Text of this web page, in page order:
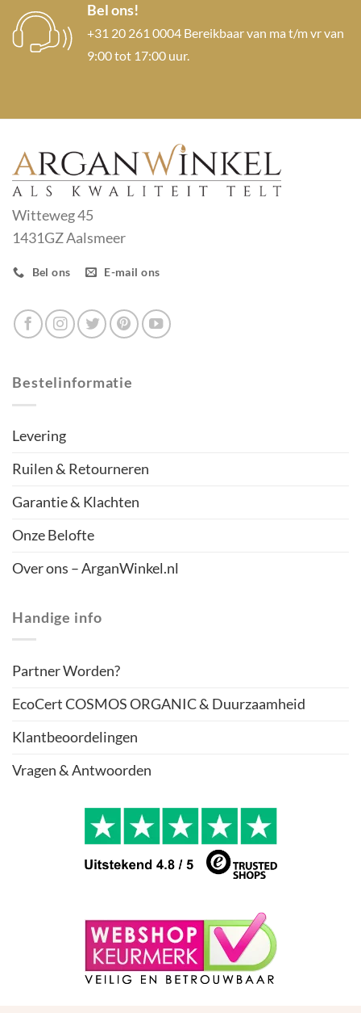
Bel ons!
+31 20 261 0004 Bereikbaar van ma t/m vr van
9:00 tot 17:00 uur.
Witteweg 45
1431GZ Aalsmeer
Bel ons E-mail ons
Bestelinformatie
Levering
Ruilen & Retourneren
Garantie & Klachten
Onze Belofte
Over ons – ArganWinkel.nl
Handige info
Partner Worden?
EcoCert COSMOS ORGANIC & Duurzaamheid
Klantbeoordelingen
Vragen & Antwoorden